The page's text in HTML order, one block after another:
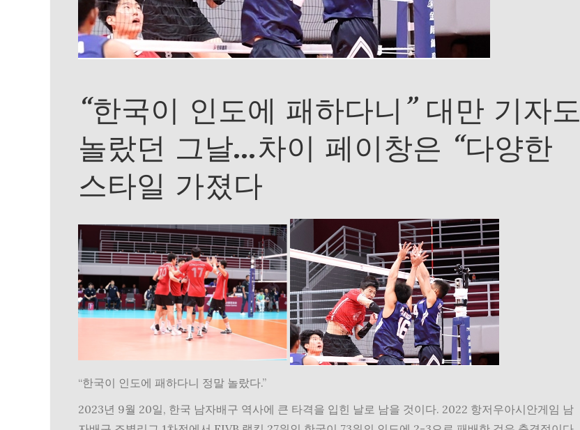
“한국이 인도에 패하다니” 대만 기자도
놀랐던 그날…차이 페이창은 “다양한
스타일 가졌다
“한국이 인도에 패하다니 정말 놀랐다.”
2023년 9월 20일, 한국 남자배구 역사에 큰 타격을 입힌 날로 남을 것이다. 2022 항저우아시안게임 남